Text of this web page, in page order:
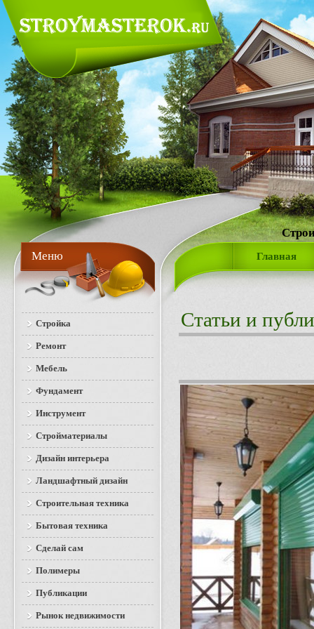
Главная
Статьи и
Меню
Стройка
Ремонт
Мебель
Фундамент
Инструмент
Стройматериалы
Дизайн интерьера
Ландшафтный дизайн
Строительная техника
Бытовая техника
Сделай сам
Полимеры
Публикации
Рынок недвижимости